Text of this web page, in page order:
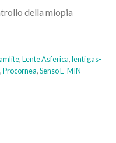
della miopia
,Lente Asferica,lenti gas-
,Procornea,Senso E-MIN